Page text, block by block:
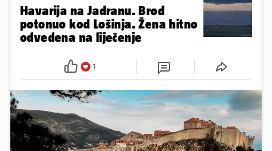
Havarija na Jadranu. Brod
potonuo kod Lošinja. Žena hitno
odvedena na liječenje
1